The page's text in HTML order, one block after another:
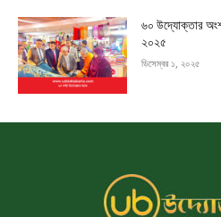
৬০ উদ্যোক্তার
২০২৫
ডিসেম্বর ১, ২০২৫